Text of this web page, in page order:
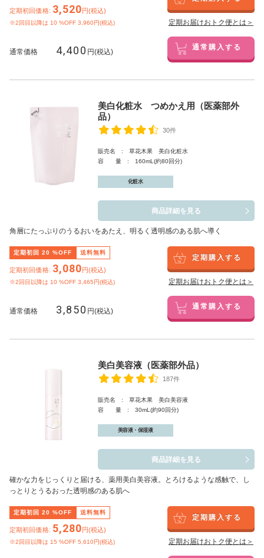
定期初回価格: 3,520円(税込)
※2回目以降は 10 %OFF 3,960円(税込) 定期お届けおトク便とは＞
通常価格 4,400 円(税込) 通常購入する
美白化粧水 つめかえ用（医薬部外
品）
30件
販売名 : 草花木果 美白化粧水
容 量 : 160mL(約80回分)
化粧水
商品詳細を見る
角層にたっぷりのうるおいをあたえ、明るく透明感のある肌へ導く
定期初回 20 %OFF 送料無料
定期初回価格: 3,080円(税込)
※2回目以降は 10 %OFF 3,465円(税込)
定期購入する
定期お届けおトク便とは＞
通常価格 3,850 円(税込) 通常購入する
美白美容液（医薬部外品）
187件
販売名 : 草花木果 美白美容液
容 量 : 30mL(約90回分)
美容液・保湿液
商品詳細を見る
確かな力をじっくりと届ける、薬用美白美容液。とろけるような感触で、し
っとりとうるおった透明感のある肌へ
定期初回 20 %OFF 送料無料
定期初回価格: 5,280円(税込)
※2回目以降は 15 %OFF 5,610円(税込)
定期購入する
定期お届けおトク便とは＞